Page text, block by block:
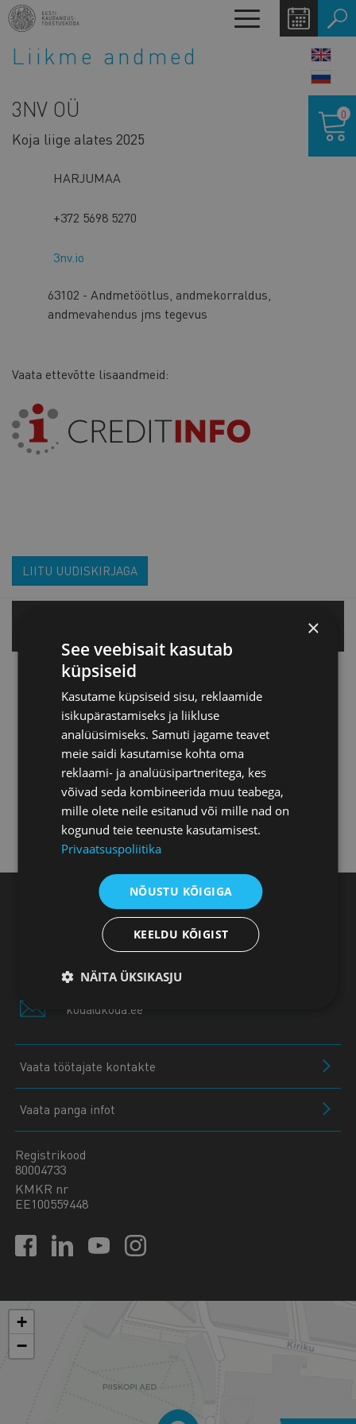
Liigu
edasi
põhisisu
juurde
Toggle
navigation
Liikme andmed
3NV OÜ
Koja liige alates 2025
HARJUMAA
+372 5698 5270
3nv.io
63102 - Andmetöötlus, andmekorraldus,
andmevahendus jms tegevus
Vaata ettevõtte lisaandmeid:
0
LIITU UUDISKIRJAGA
Tartu esindus
Pärnu esindus
Jõhvi esindus
Kuressaare esindus
Eesti Kaubandus-Tööstuskoda, Toom-Kooli 17,
10130 Tallinn
koda@koda.ee
Vaata töötajate kontakte
Vaata panga infot
Registrikood
80004733
KMKR nr
EE100559448
+
−
×
See veebisait kasutab
küpsiseid
Kasutame küpsiseid sisu, reklaamide
isikupärastamiseks ja liikluse
analüüsimiseks. Samuti jagame teavet
meie saidi kasutamise kohta oma
reklaami- ja analüüsipartneritega, kes
võivad seda kombineerida muu teabega,
mille olete neile esitanud või mille nad on
kogunud teie teenuste kasutamisest.
Privaatsuspoliitika
NÕUSTU KÕIGIGA
KEELDU KÕIGIST
NÄITA ÜKSIKASJU